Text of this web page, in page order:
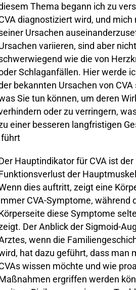
Thema begann ich zu
diagnostiziert wird, und mich
Ursachen
variieren, sind aber
wie die von
Schlaganfällen. Hier werde
bekannten Ursachen von
Sie tun können, um deren
oder zu verringern,
einer besseren langfristigen
führt.
Hauptindikator für CVA ist
der
dies auftritt, zeigt eine
CVA-Symptome, während
diese Symptome
Der Anblick der Sigmoid-
wenn die
hat dazu geführt, dass man
wissen möchte und wie
ergriffen werden